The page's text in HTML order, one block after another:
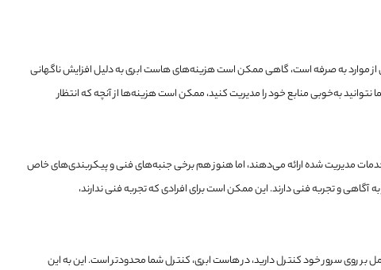
از موارد به صرفه است، گاهی ممکن است هزینه‌های هاست ابری به دلیل افزایش ناگهانی
به‌خوبی منابع خود را مدیریت کنید، ممکن است هزینه‌ها از آنچه که انتظار
خدمات مدیریت شده ارائه می‌دهند، اما هنوز هم برخی جنبه‌های فنی و پیکربندی‌های خاص
آگاهی و تجربه فنی دارند. این ممکن است برای افرادی که تجربه فنی ندارند،
روی سرور خود کنترل دارید، در هاست ابری، کنترل شما محدودتر است. این به این